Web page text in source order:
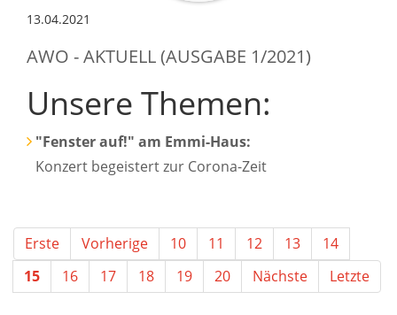
13.04.2021
AWO - AKTUELL (AUSGABE 1/2021)
Unsere Themen:
"Fenster auf!" am Emmi-Haus:
Konzert begeistert zur Corona-Zeit
Erste Vorherige 10 11 12 13
14
15
16 17 18 19 20 Nächste Letzte